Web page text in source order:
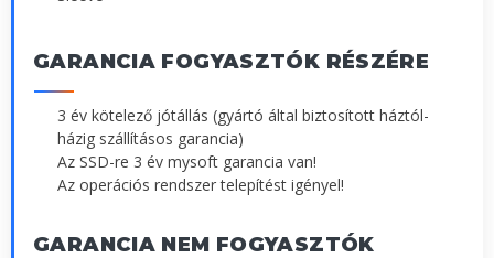
GARANCIA FOGYASZTÓK RÉSZÉRE
3 év kötelező jótállás (gyártó által biztosított háztól-
házig szállításos garancia)
Az SSD-re 3 év mysoft garancia van!
Az operációs rendszer telepítést igényel!
GARANCIA NEM FOGYASZTÓK